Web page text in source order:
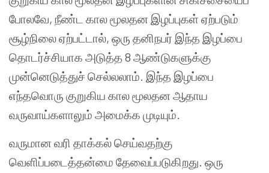
போலவே, நீண்ட கால மூலதன இழப்புகள் ஏற்படும்
சூழ்நிலை ஏற்பட்டால், ஒரு தனிநபர் இந்த இழப்பை
தொடர்ச்சியாக அடுத்த 8 ஆண்டுகளுக்கு
முன்னெடுத்துச் செல்லலாம். இந்த இழப்பை
எந்தவொரு குறுகிய கால மூலதன ஆதாய
வருவாய்களாலும் அமைக்க முடியும்.
வருமான வரி தாக்கல் செய்வதற்கு
வெளிப்படைத்தன்மை தேவைப்படுகிறது. ஒரு